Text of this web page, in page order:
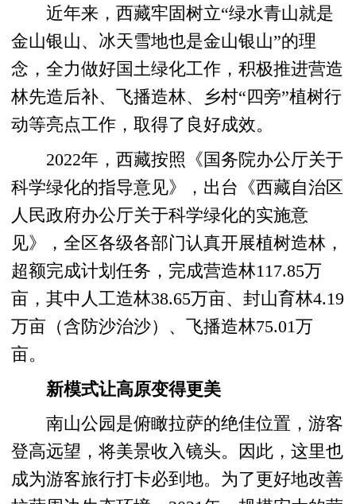
近年来，西藏牢固树立“绿水青山就是
金山银山、冰天雪地也是金山银山”的理
念，全力做好国土绿化工作，积极推进营造
林先造后补、飞播造林、乡村“四旁”植树行
动等亮点工作，取得了良好成效。
2022年，西藏按照《国务院办公厅关于
科学绿化的指导意见》，出台《西藏自治区
人民政府办公厅关于科学绿化的实施意
见》，全区各级各部门认真开展植树造林，
超额完成计划任务，完成营造林117.85万
亩，其中人工造林38.65万亩、封山育林4.19
万亩（含防沙治沙）、飞播造林75.01万
亩。
新模式让高原变得更美
南山公园是俯瞰拉萨的绝佳位置，游客
登高远望，将美景收入镜头。因此，这里也
成为游客旅行打卡必到地。为了更好地改善